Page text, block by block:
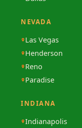
NEVADA
Las Vegas
Henderson
Reno
Paradise
INDIANA
Indianapolis